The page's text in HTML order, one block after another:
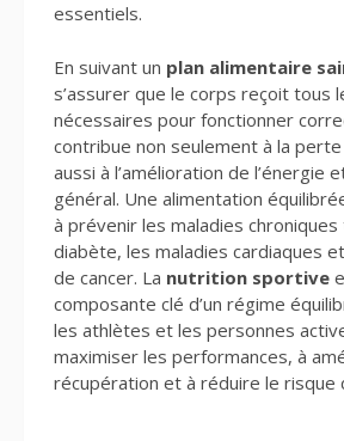
essentiels.
En suivant un plan alimentaire
s’assurer que le corps reçoit tous
nécessaires pour fonctionner
contribue non seulement à la
aussi à l’amélioration de l’énergie
général. Une alimentation
à prévenir les maladies
diabète, les maladies cardiaques
de cancer. La nutrition sportive
composante clé d’un régime
les athlètes et les personnes
maximiser les performances, à
récupération et à réduire le risque